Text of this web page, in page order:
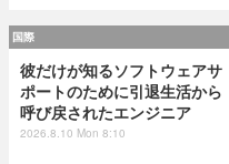
国際
彼だけが知るソフトウェアサ
ポートのために引退生活から
呼び戻されたエンジニア
2026.8.10 Mon 8:10